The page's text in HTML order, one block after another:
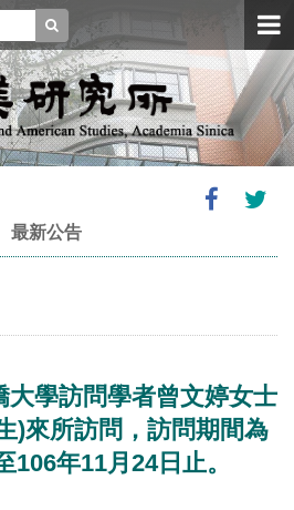
最新公告
大學訪問學者曾文婷女士
)來所訪問，訪問期間為
106年11月24日止。